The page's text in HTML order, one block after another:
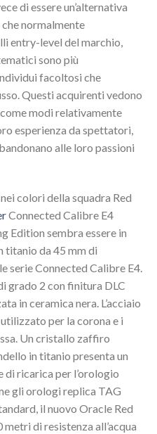
di essere un’alternativa
normalmente
entry-level del marchio,
sono più
facoltosi che
Questi acquirenti vedono
modi relativamente
esperienza da spettatori,
alle loro passioni
colori della squadra Red
Connected Calibre E4
Edition sembra essere in
titanio da 45 mm di
serie Connected Calibre E4.
grado 2 con finitura DLC
in ceramica nera. L’acciaio
per la corona e i
Un cristallo zaffiro
in titanio presenta un
di ricarica per l’orologio
gli orologi replica TAG
il nuovo Oracle Red
di resistenza all’acqua